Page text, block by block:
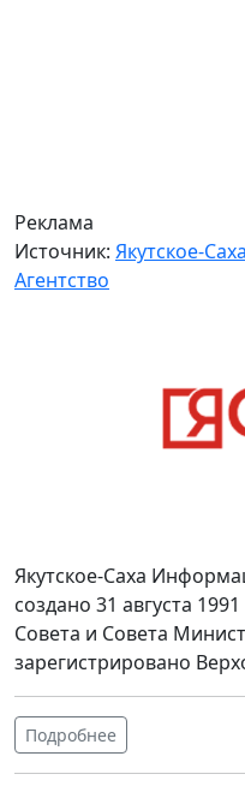
Реклама
Источник: Якутское-
Агентство
Якутское-Саха
создано 31 августа
Совета и Совета
зарегистрировано
Подробнее